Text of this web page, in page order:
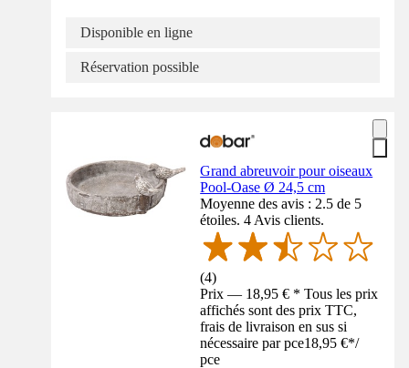
Disponible en ligne
Réservation possible
Grand abreuvoir pour oiseaux
Pool-Oase Ø 24,5 cm
Moyenne des avis : 2.5 de 5
étoiles. 4 Avis clients.
(4)
Prix — 18,95 € * Tous les prix
affichés sont des prix TTC,
frais de livraison en sus si
nécessaire par pce18,95 €*/
pce